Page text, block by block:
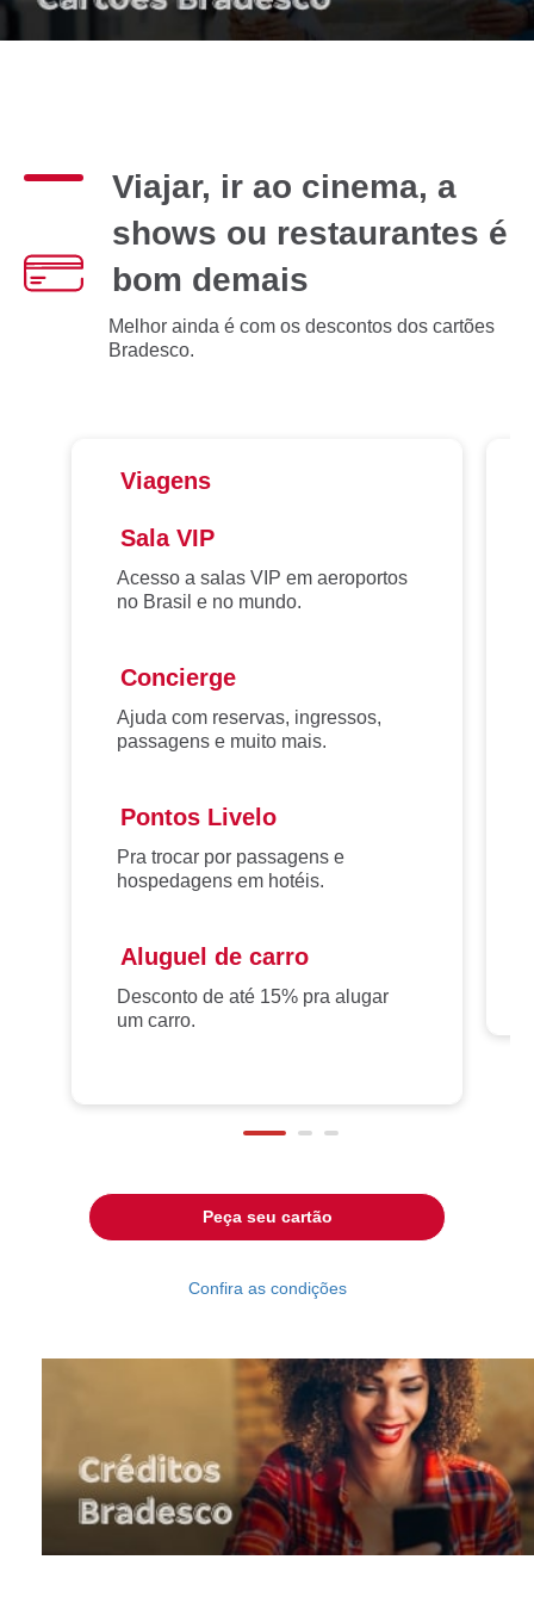
Viajar, ir ao cinema, a
shows ou restaurantes é
bom demais
Melhor ainda é com os descontos dos cartões
Bradesco.
Viagens
Sala VIP
Acesso a salas VIP em aeroportos
no Brasil e no mundo.
Concierge
Ajuda com reservas, ingressos,
passagens e muito mais.
Pontos Livelo
Pra trocar por passagens e
hospedagens em hotéis.
Aluguel de carro
Desconto de até 15% pra alugar
um carro.
Peça seu cartão
Confira as condições